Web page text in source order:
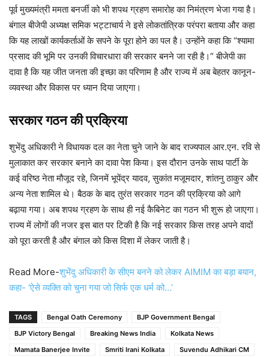
पूर्व मुख्यमंत्री ममता बनर्जी को भी शपथ ग्रहण समारोह का निमंत्रण भेजा गया है।
बंगाल बीजेपी अध्यक्ष समिक भट्टाचार्य ने इसे लोकतांत्रिक परंपरा बताया और कहा
कि यह लाखों कार्यकर्ताओं के सपने के पूरा होने का पल है। उन्होंने कहा कि “श्यामा
प्रसाद की भूमि पर उनकी विचारधारा की सरकार बनने जा रही है।” बीजेपी का
दावा है कि यह जीत जनता की इच्छा का परिणाम है और राज्य में अब बेहतर कानून-
व्यवस्था और विकास पर ध्यान दिया जाएगा।
सरकार गठन की प्रक्रिया
शुभेंदु अधिकारी ने विधायक दल का नेता चुने जाने के बाद राज्यपाल आर.एन. रवि से
मुलाकात कर सरकार बनाने का दावा पेश किया। इस दौरान उनके साथ पार्टी के
कई वरिष्ठ नेता मौजूद रहे, जिनमें भूपेंद्र यादव, सुकांत मजूमदार, शांतनु ठाकुर और
अन्य नेता शामिल थे। बैठक के बाद तुरंत सरकार गठन की प्रक्रिया को आगे
बढ़ाया गया। अब शपथ ग्रहण के साथ ही नई कैबिनेट का गठन भी शुरू हो जाएगा।
राज्य में लोगों की नजर इस बात पर टिकी है कि नई सरकार किस तरह अपने वादों
को पूरा करती है और बंगाल को किस दिशा में लेकर जाती है।
Read More-शुभेंदु अधिकारी के सीएम बनने को लेकर AIMIM का बड़ा बयान,
कहा- ‘ऐसे व्यक्ति को चुना गया जो सिर्फ एक धर्म को…’
TAGS Bengal Oath Ceremony
BJP Government Bengal
BJP Victory Bengal
Breaking News India
Kolkata News
Mamata Banerjee Invite
Smriti Irani Kolkata
Suvendu Adhikari CM